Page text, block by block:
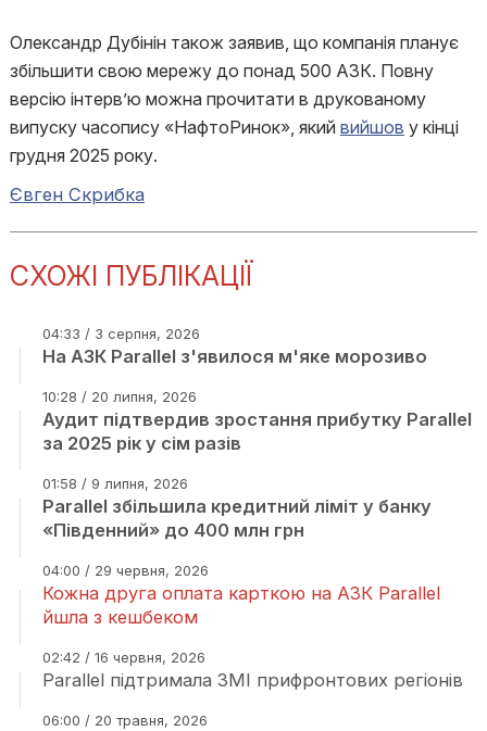
Олександр Дубінін також заявив, що компанія планує
збільшити свою мережу до понад 500 АЗК. Повну
версію інтерв’ю можна прочитати в друкованому
випуску часопису «НафтоРинок», який вийшов у кінці
грудня 2025 року.
Євген Скрибка
СХОЖІ ПУБЛІКАЦІЇ
04:33 / 3 серпня, 2026
На АЗК Parallel з'явилося м'яке морозиво
10:28 / 20 липня, 2026
Аудит підтвердив зростання прибутку Parallel
за 2025 рік у сім разів
01:58 / 9 липня, 2026
Parallel збільшила кредитний ліміт у банку
«Південний» до 400 млн грн
04:00 / 29 червня, 2026
Кожна друга оплата карткою на АЗК Parallel
йшла з кешбеком
02:42 / 16 червня, 2026
Parallel підтримала ЗМІ прифронтових регіонів
06:00 / 20 травня, 2026